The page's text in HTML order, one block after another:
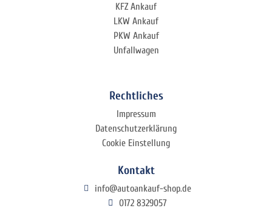
KFZ Ankauf
LKW Ankauf
PKW Ankauf
Unfallwagen
Rechtliches
Impressum
Datenschutzerklärung
Cookie Einstellung
Kontakt
info@autoankauf-shop.de
0172 8329057